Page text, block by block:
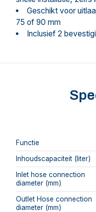
Geschikt voor
75 of 90 mm
Inclusief 2
Functie
Inhoudscapaciteit (liter)
Inlet hose connection
diameter (mm)
Outlet Hose connection
diameter (mm)